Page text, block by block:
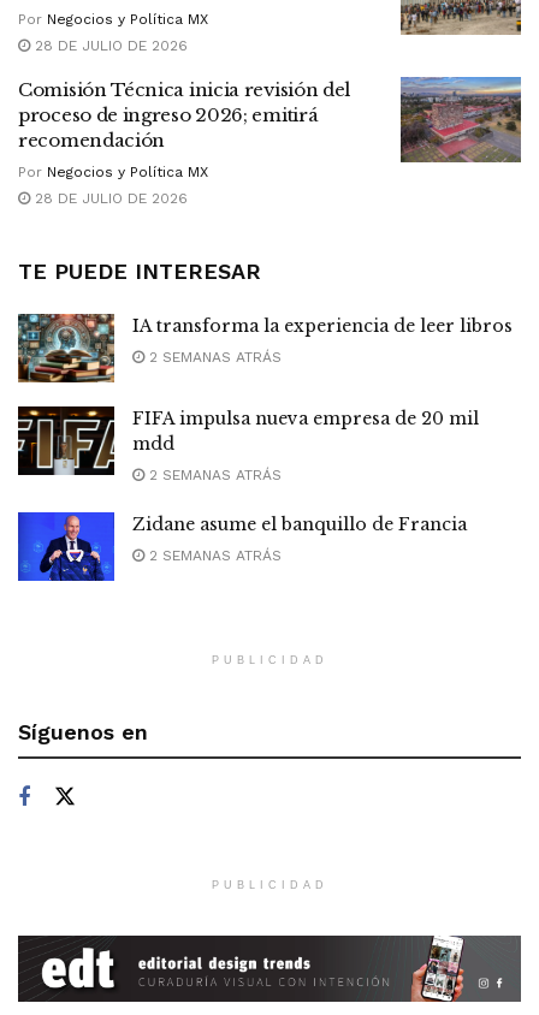
Por Negocios y Política MX
28 DE JULIO DE 2026
Comisión Técnica inicia revisión del
proceso de ingreso 2026; emitirá
recomendación
Por Negocios y Política MX
28 DE JULIO DE 2026
TE PUEDE INTERESAR
IA transforma la experiencia de leer libros
2 SEMANAS ATRÁS
FIFA impulsa nueva empresa de 20 mil
mdd
2 SEMANAS ATRÁS
Zidane asume el banquillo de Francia
2 SEMANAS ATRÁS
PUBLICIDAD
Síguenos en
PUBLICIDAD